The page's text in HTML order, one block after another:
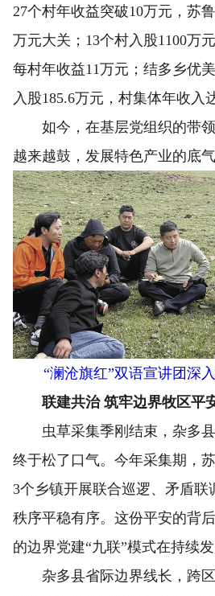
27个村年收益突破10万元，苏
万元大关；13个村入股1100万
每村年收益11万元；结多乡优
入股185.6万元，村集体年收入
如今，在基层党组织的带领
越来越鼓，发展特色产业的底气
“澜沧旗红”双语宣讲团深
联建共治 筑牢边界牧区平
虫草采集季刚结束，杂多县
终于松了口气。今年采集期，
3个乡镇开展联合巡逻、矛盾联
秩序平稳有序。这份平安的背
的边界党建“九联”模式在持续发
杂多县省际边界线长，跨区